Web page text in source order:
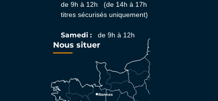
de 9h à 12h (de 14h à 17h
titres sécurisés uniquement)
Samedi : de 9h à 12h
Nous situer